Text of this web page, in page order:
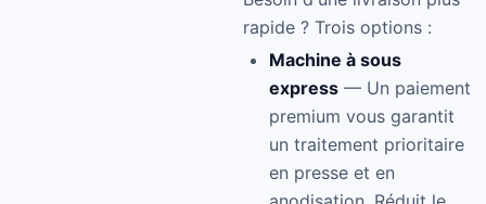
rapide ? Trois options :
Machine à sous
express — Un paiement
premium vous garantit
un traitement prioritaire
en presse et en